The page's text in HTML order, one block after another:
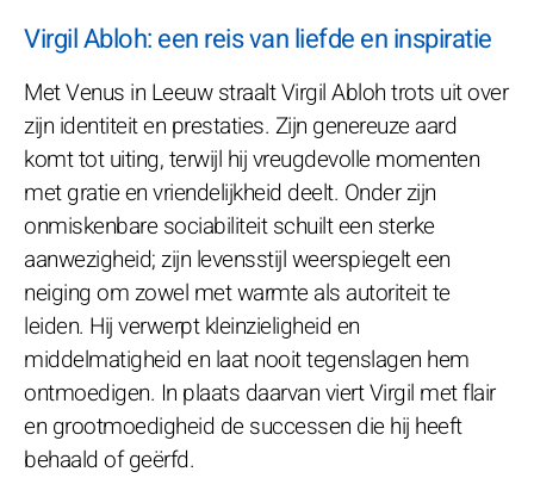
Virgil Abloh: een reis van liefde en inspiratie
Met Venus in Leeuw straalt Virgil Abloh trots uit over
zijn identiteit en prestaties. Zijn genereuze aard
komt tot uiting, terwijl hij vreugdevolle momenten
met gratie en vriendelijkheid deelt. Onder zijn
onmiskenbare sociabiliteit schuilt een sterke
aanwezigheid; zijn levensstijl weerspiegelt een
neiging om zowel met warmte als autoriteit te
leiden. Hij verwerpt kleinzieligheid en
middelmatigheid en laat nooit tegenslagen hem
ontmoedigen. In plaats daarvan viert Virgil met flair
en grootmoedigheid de successen die hij heeft
behaald of geërfd.